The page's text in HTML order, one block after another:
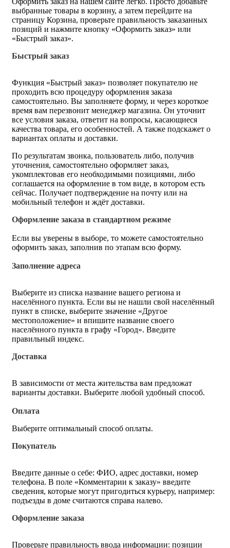
выбранные товары в корзину, а затем перейдите на
страницу Корзина, проверьте правильность заказанных
позиций и нажмите кнопку «Оформить заказ» или
«Быстрый заказ».
Быстрый заказ
Функция «Быстрый заказ» позволяет покупателю не
проходить всю процедуру оформления заказа
самостоятельно. Вы заполняете форму, и через короткое
время вам перезвонит менеджер магазина. Он уточнит
все условия заказа, ответит на вопросы, касающиеся
качества товара, его особенностей. А также подскажет о
вариантах оплаты и доставки.
По результатам звонка, пользователь либо, получив
уточнения, самостоятельно оформляет заказ,
укомплектовав его необходимыми позициями, либо
соглашается на оформление в том виде, в котором есть
сейчас. Получает подтверждение на почту или на
мобильный телефон и ждёт доставки.
Оформление заказа в стандартном режиме
Если вы уверены в выборе, то можете самостоятельно
оформить заказ, заполнив по этапам всю форму.
Заполнение адреса
Выберите из списка название вашего региона и
населённого пункта. Если вы не нашли свой населённый
пункт в списке, выберите значение «Другое
местоположение» и впишите название своего
населённого пункта в графу «Город». Введите
правильный индекс.
Доставка
В зависимости от места жительства вам предложат
варианты доставки. Выберите любой удобный способ.
Оплата
Выберите оптимальный способ оплаты.
Покупатель
Введите данные о себе: ФИО, адрес доставки, номер
телефона. В поле «Комментарии к заказу» введите
сведения, которые могут пригодиться курьеру, например:
подъезды в доме считаются справа налево.
Оформление заказа
Проверьте правильность ввода информации: позиции